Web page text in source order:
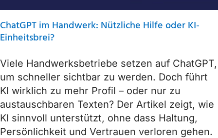
ChatGPT im Handwerk: Nützliche Hilfe oder KI-
Einheitsbrei?
Viele Handwerksbetriebe setzen auf ChatGPT,
um schneller sichtbar zu werden. Doch führt
KI wirklich zu mehr Profil – oder nur zu
austauschbaren Texten? Der Artikel zeigt, wie
KI sinnvoll unterstützt, ohne dass Haltung,
Persönlichkeit und Vertrauen verloren gehen.